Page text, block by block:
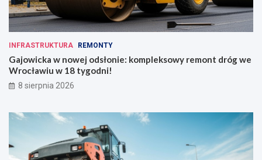
INFRASTRUKTURA REMONTY
Gajowicka w nowej odsłonie: kompleksowy remont dróg we
Wrocławiu w 18 tygodni!
8 sierpnia 2026